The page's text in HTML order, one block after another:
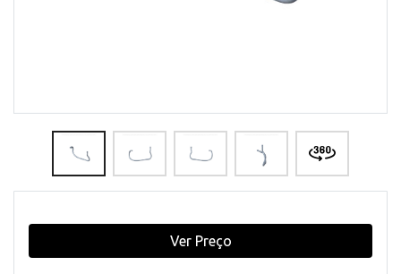
Ver Preço